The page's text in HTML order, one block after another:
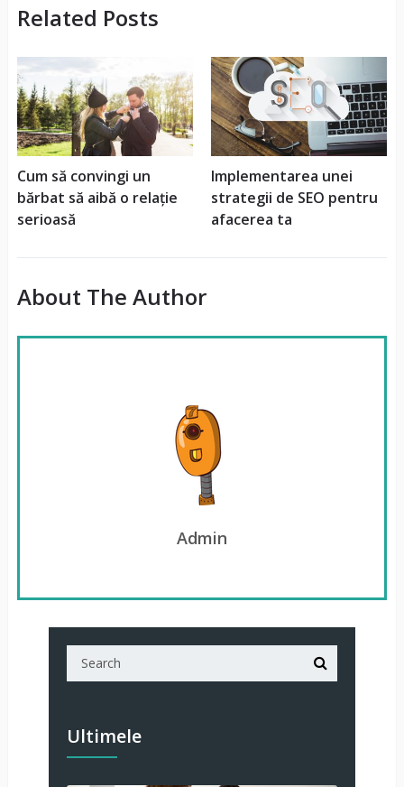
Related Posts
Cum să convingi un
bărbat să aibă o relație
serioasă
Implementarea unei
strategii de SEO pentru
afacerea ta
About The Author
Admin
Ultimele